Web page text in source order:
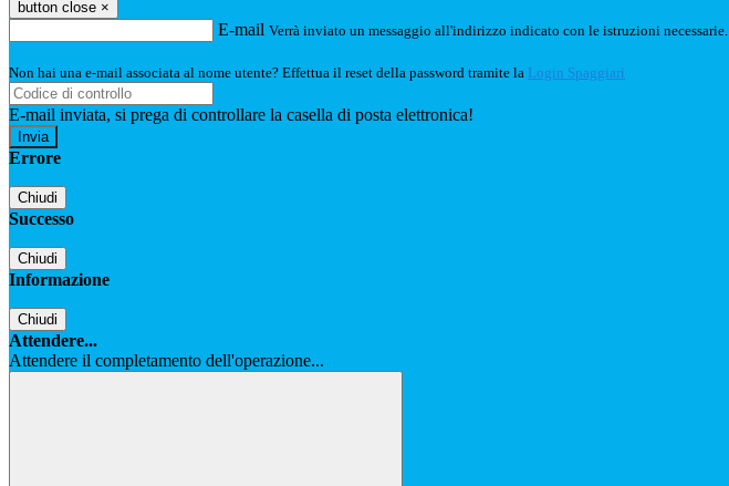
button close ×
E-mail Verrà inviato un messaggio all'indirizzo indicato con le istruzioni necessarie.
Non hai una e-mail associata al nome utente? Effettua il reset della password tramite la Login Spaggiari
E-mail inviata, si prega di controllare la casella di posta elettronica!
Errore
Chiudi
Successo
Chiudi
Informazione
Chiudi
Attendere...
Attendere il completamento dell'operazione...